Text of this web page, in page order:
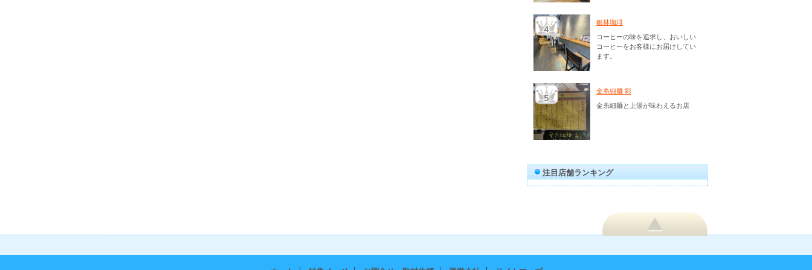
銀林珈琲
コーヒーの味を追求し、おいしい
コーヒーをお客様にお届けしてい
ます。
金糸細麺 彩
金糸細麺と上湯が味わえるお店
注目店舗ランキング